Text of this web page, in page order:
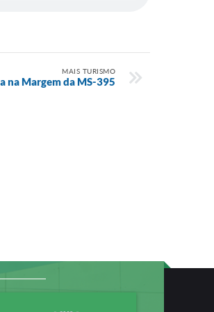
MAIS TURISMO
na Margem da MS-395